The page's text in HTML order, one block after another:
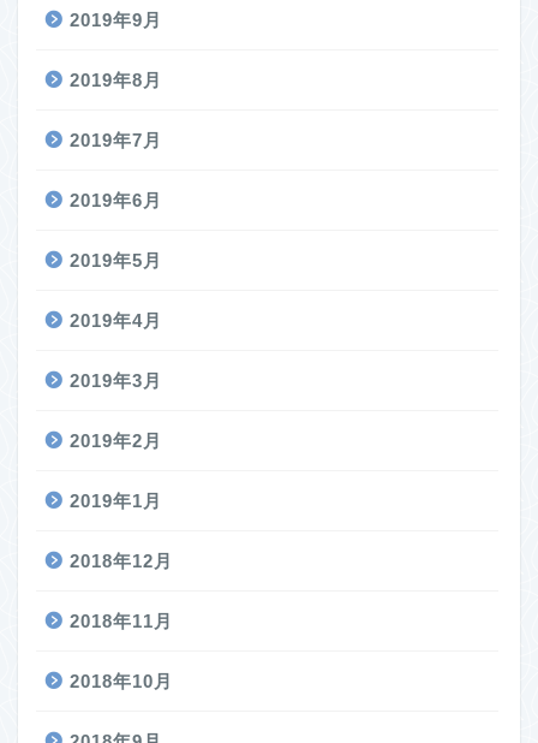
2019年9月
2019年8月
2019年7月
2019年6月
2019年5月
2019年4月
2019年3月
2019年2月
2019年1月
2018年12月
2018年11月
2018年10月